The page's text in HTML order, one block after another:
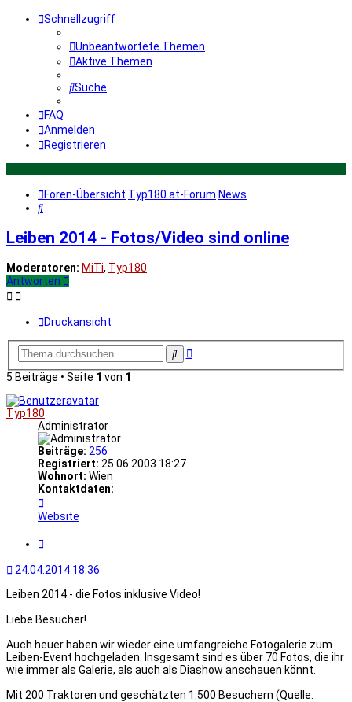
Schnellzugriff
Unbeantwortete Themen
Aktive Themen
Suche
FAQ
Anmelden
Registrieren
Foren-Übersicht Typ180.at-Forum News
Suche
Leiben 2014 - Fotos/Video sind online
Moderatoren: MiTi, Typ180
Antworten
Druckansicht
SucheErweiterte
5 Beiträge • Seite 1 von 1
Typ180
Administrator
Beiträge: 256
Registriert: 25.06.2003 18:27
Wohnort: Wien
Kontaktdaten:
von
Typ180
Website
24.04.2014 18:36
Leiben 2014 - die Fotos inklusive Video!
Liebe Besucher!
Auch heuer haben wir wieder eine umfangreiche Fotogalerie zum
Leiben-Event hochgeladen. Insgesamt sind es über 70 Fotos, die ihr
wie immer als Galerie, als auch als Diashow anschauen könnt.
Mit 200 Traktoren und geschätzten 1.500 Besuchern (Quelle: